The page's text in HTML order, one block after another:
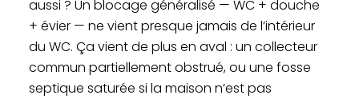
aussi ? Un blocage généralisé — WC + douche
+ évier — ne vient presque jamais de l’intérieur
du WC. Ça vient de plus en aval : un collecteur
commun partiellement obstrué, ou une fosse
septique saturée si la maison n’est pas